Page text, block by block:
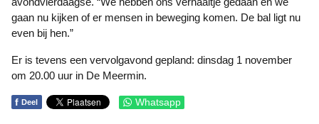
gaan nu kijken of er mensen in beweging komen. De bal ligt nu
even bij hen.”
Er is tevens een vervolgavond gepland: dinsdag 1 november
om 20.00 uur in De Meermin.
f Deel Whatsapp